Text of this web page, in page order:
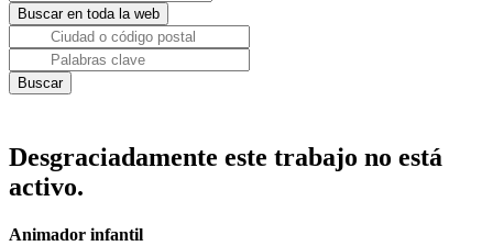
Desgraciadamente este trabajo no está
activo.
Animador infantil